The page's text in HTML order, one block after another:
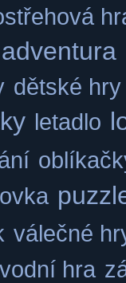
adventura
dětské hry
letadlo
válečné
hra